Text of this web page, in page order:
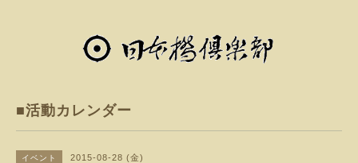
■活動カレンダー
イベント 2015-08-28 (金)